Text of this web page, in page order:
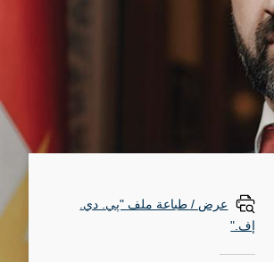
عرض / طباعة ملف "پي. دي.
إف."